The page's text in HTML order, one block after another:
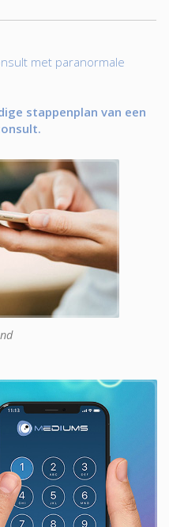
met paranormale
stappenplan van een